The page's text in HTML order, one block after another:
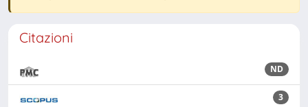
Citazioni
ND
3